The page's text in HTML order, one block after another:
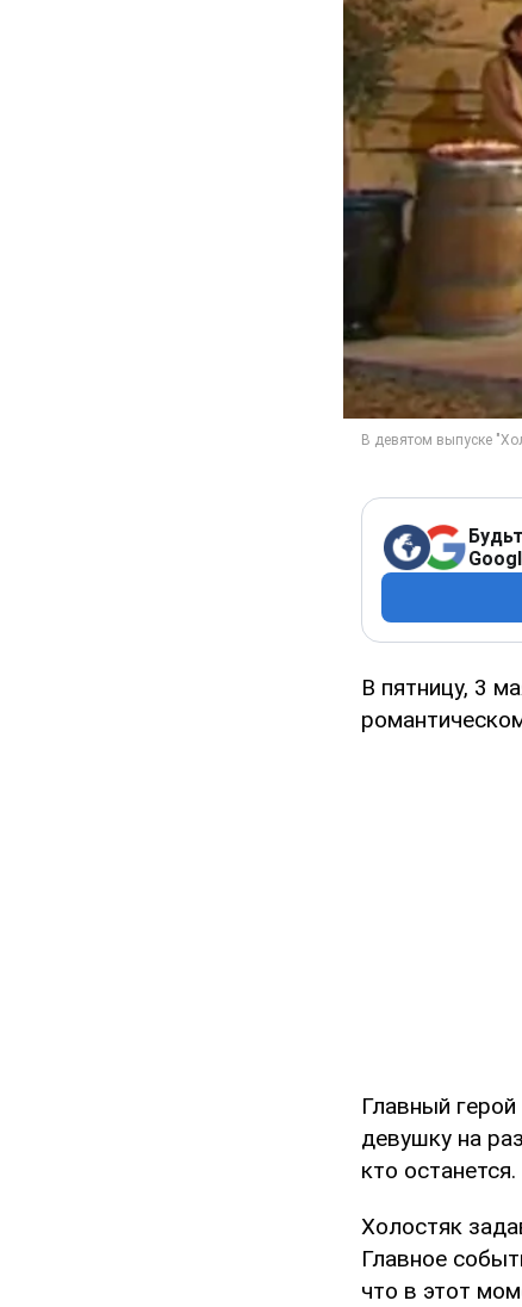
В пятницу, 3
Главный герой
девушку на
кто останется.
Холостяк
Главное
что в этот